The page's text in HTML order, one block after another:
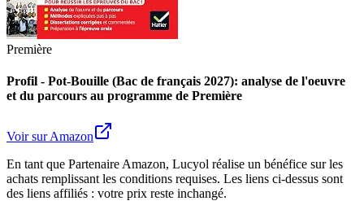
Première
Profil - Pot-Bouille (Bac de français 2027): analyse de l'oeuvre
et du parcours au programme de Première
Voir sur Amazon
En tant que Partenaire Amazon, Lucyol réalise un bénéfice sur les
achats remplissant les conditions requises. Les liens ci-dessus sont
des liens affiliés : votre prix reste inchangé.